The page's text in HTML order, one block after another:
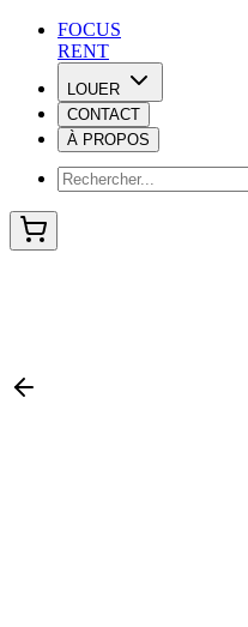
FOCUS
RENT
LOUER
CONTACT
À PROPOS
C
S
RENT